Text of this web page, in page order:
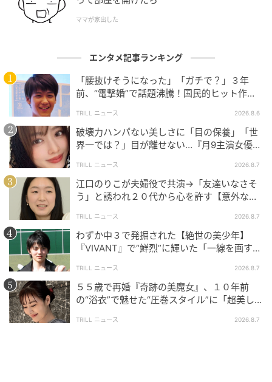
ママが家出した
エンタメ記事ランキング
「腰抜けそうになった」「ガチで？」３年
前、“電撃婚”で話題沸騰！国民的ヒット作
TRILL ニュース 2026.8.6
破壊力ハンパない美しさに「目の保養」「世
界一では？」目が離せない…『月9主演女優
TRILL ニュース 2026.8.7
江口のりこが夫婦役で共演→「友達いなさそ
う」と誘われ２０代から心を許す【意外な親
TRILL ニュース 2026.8.7
わずか中３で発掘された【絶世の美少年】
『VIVANT』で“鮮烈”に輝いた「一線を画す」
TRILL ニュース 2026.8.7
５５歳で再婚『奇跡の美魔女』、１０年前
の“浴衣”で魅せた“圧巻スタイル”に「超美し
TRILL ニュース 2026.8.7